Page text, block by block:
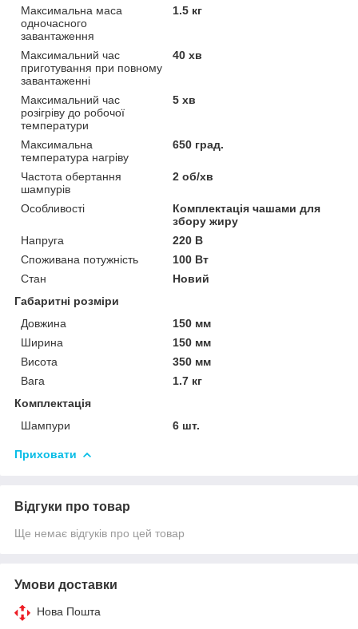
Максимальна маса
одночасного
завантаження
1.5 кг
Максимальний час
приготування при повному
завантаженні
40 хв
Максимальний час
розігріву до робочої
температури
5 хв
Максимальна
температура нагріву
650 град.
Частота обертання
шампурів
2 об/хв
Особливості
Комплектація чашами для
збору жиру
Напруга
220 В
Споживана потужність
100 Вт
Стан
Новий
Габаритні розміри
Довжина
150 мм
Ширина
150 мм
Висота
350 мм
Вага
1.7 кг
Комплектація
Шампури
6 шт.
Приховати
Відгуки про товар
Ще немає відгуків про цей товар
Умови доставки
Нова Пошта